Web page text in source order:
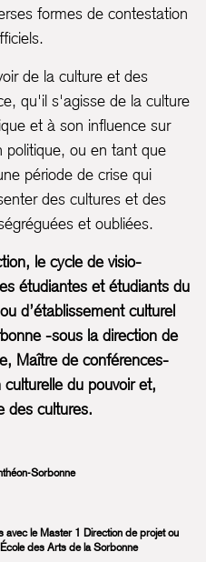
formes de contestation
de la culture et des
qu'il s'agisse de la culture
et à son influence sur
politique, ou en tant que
période de crise qui
des cultures et des
et oubliées.
le cycle de visio-
étudiantes et étudiants du
d’établissement culturel
-sous la direction de
Maître de conférences-
du pouvoir et,
des cultures.
Sorbonne
avec le Master 1 Direction de projet ou
des Arts de la Sorbonne